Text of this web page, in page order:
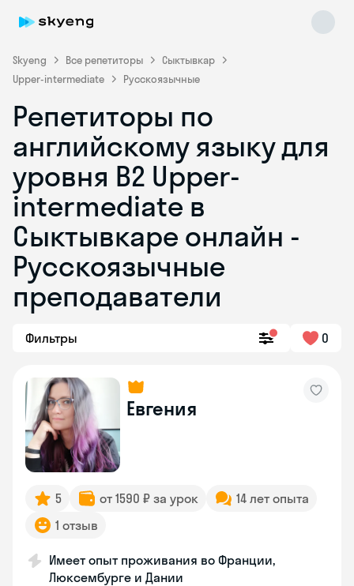
Skyeng Все репетиторы
Сыктывкар
Upper-intermediate
Русскоязычные
Репетиторы по
английскому языку для
уровня B2 Upper-
intermediate в
Сыктывкаре онлайн -
Русскоязычные
преподаватели
Фильтры 0
Евгения
5 от 1590 ₽ за урок
14 лет опыта
1 отзыв
Имеет опыт проживания во Франции,
Люксембурге и Дании
Skyeng Chat